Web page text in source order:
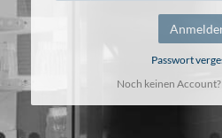
Passwort
Noch keinen Account?